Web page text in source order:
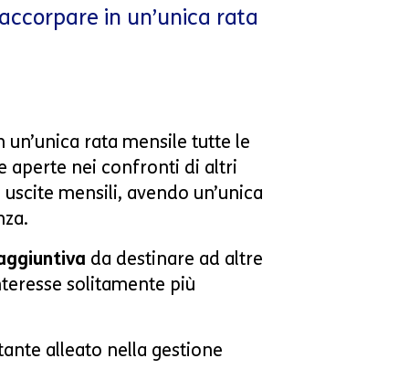
in un’unica rata
rata mensile tutte le
aperte nei confronti di altri
mensili, avendo un’unica
da destinare ad altre
solitamente più
alleato nella gestione